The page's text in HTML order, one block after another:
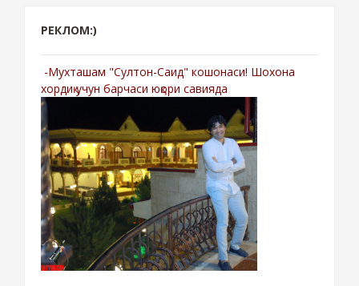
РЕКЛОМ:)
-Мухташам "Султон-Саид" кошонаси! Шохона
хордиқ учун барчаси юқори савияда